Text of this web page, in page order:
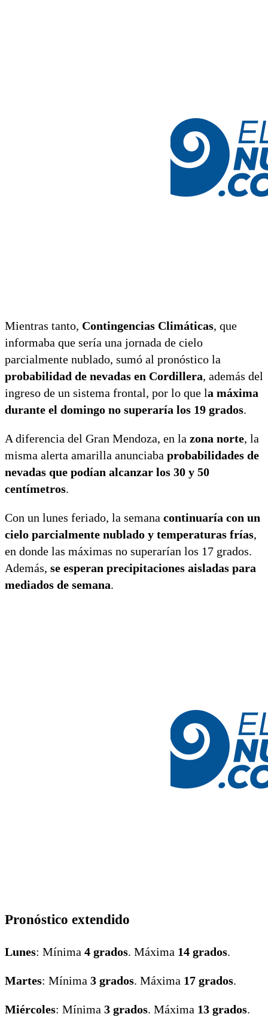
Mientras tanto, Contingencias Climáticas, que
informaba que sería una jornada de cielo
parcialmente nublado, sumó al pronóstico la
probabilidad de nevadas en Cordillera, además del
ingreso de un sistema frontal, por lo que la máxima
durante el domingo no superaría los 19 grados.
A diferencia del Gran Mendoza, en la zona norte, la
misma alerta amarilla anunciaba probabilidades de
nevadas que podían alcanzar los 30 y 50
centímetros.
Con un lunes feriado, la semana continuaría con un
cielo parcialmente nublado y temperaturas frías,
en donde las máximas no superarían los 17 grados.
Además, se esperan precipitaciones aisladas para
mediados de semana.
Pronóstico extendido
Lunes: Mínima 4 grados. Máxima 14 grados.
Martes: Mínima 3 grados. Máxima 17 grados.
Miércoles: Mínima 3 grados. Máxima 13 grados.